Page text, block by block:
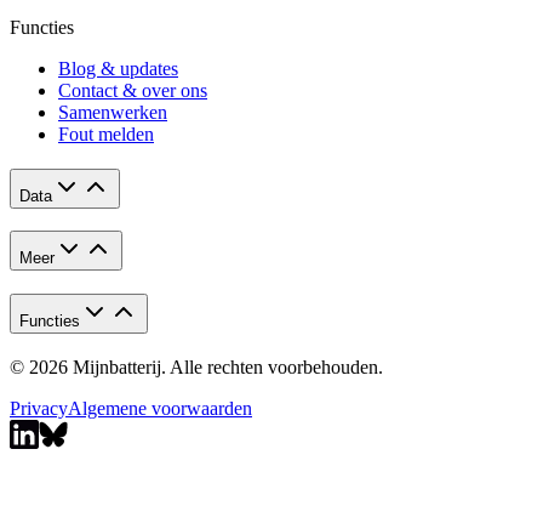
Functies
Blog & updates
Contact & over ons
Samenwerken
Fout melden
Data
Meer
Functies
© 2026 Mijnbatterij. Alle rechten voorbehouden.
PrivacyAlgemene voorwaarden